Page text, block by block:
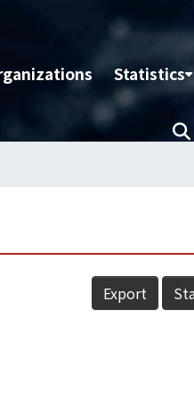
Statistics
Export